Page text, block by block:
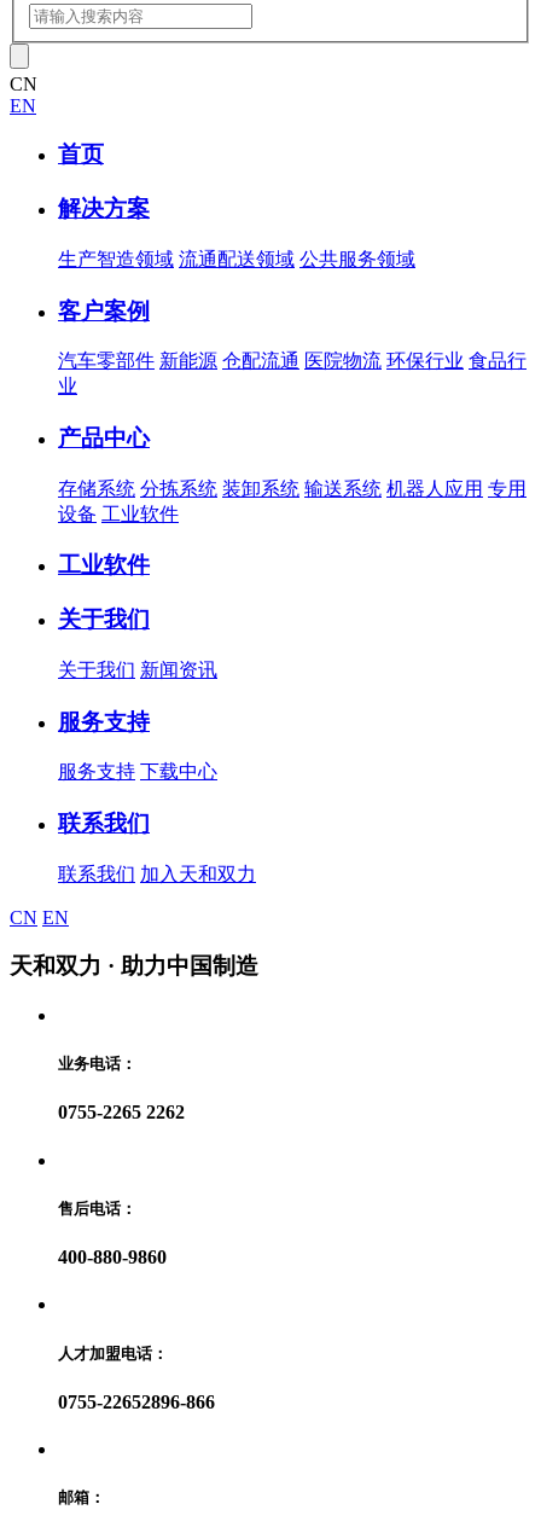
CN
EN
首页
解决方案
生产智造领域 流通配送领域 公共服务领域
客户案例
汽车零部件 新能源 仓配流通 医院物流 环保行业 食品行
业
产品中心
存储系统 分拣系统 装卸系统 输送系统 机器人应用 专用
设备 工业软件
工业软件
关于我们
关于我们 新闻资讯
服务支持
服务支持 下载中心
联系我们
联系我们 加入天和双力
CN EN
天和双力 · 助力中国制造
业务电话：
0755-2265 2262
售后电话：
400-880-9860
人才加盟电话：
0755-22652896-866
邮箱：